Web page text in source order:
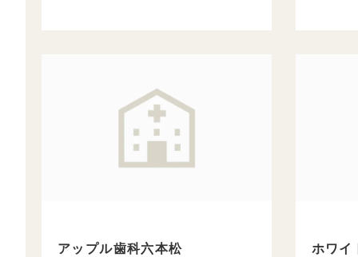
アップル歯科六本松
ホワイ